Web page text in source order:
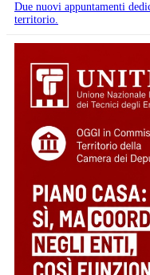
Due nuovi appuntamenti
territorio.